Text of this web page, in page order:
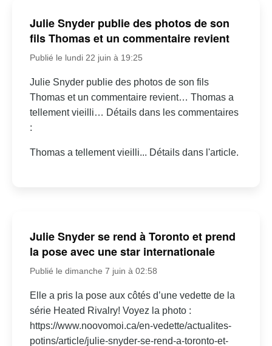
Julie Snyder publie des photos de son
fils Thomas et un commentaire revient
Publié le lundi 22 juin à 19:25
Julie Snyder publie des photos de son fils
Thomas et un commentaire revient… Thomas a
tellement vieilli… Détails dans les commentaires
:
Thomas a tellement vieilli... Détails dans l'article.
Julie Snyder se rend à Toronto et prend
la pose avec une star internationale
Publié le dimanche 7 juin à 02:58
Elle a pris la pose aux côtés d’une vedette de la
série Heated Rivalry! Voyez la photo :
https://www.noovomoi.ca/en-vedette/actualites-
potins/article/julie-snyder-se-rend-a-toronto-et-